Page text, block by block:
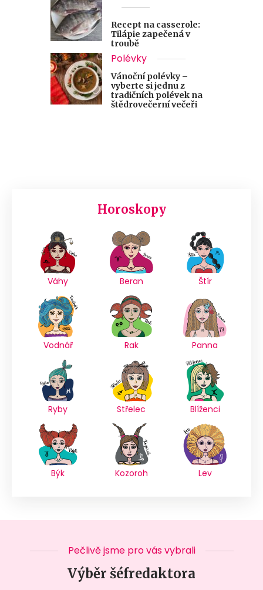
Recept na casserole:
Tilápie zapečená v
troubě
Polévky
Vánoční polévky –
vyberte si jednu z
tradičních polévek na
štědrovečerní večeři
Horoskopy
Váhy Beran Štír
Vodnář Rak Panna
Ryby Střelec Blíženci
Býk Kozoroh Lev
Pečlivě jsme pro vás vybrali
Výběr šéfredaktora